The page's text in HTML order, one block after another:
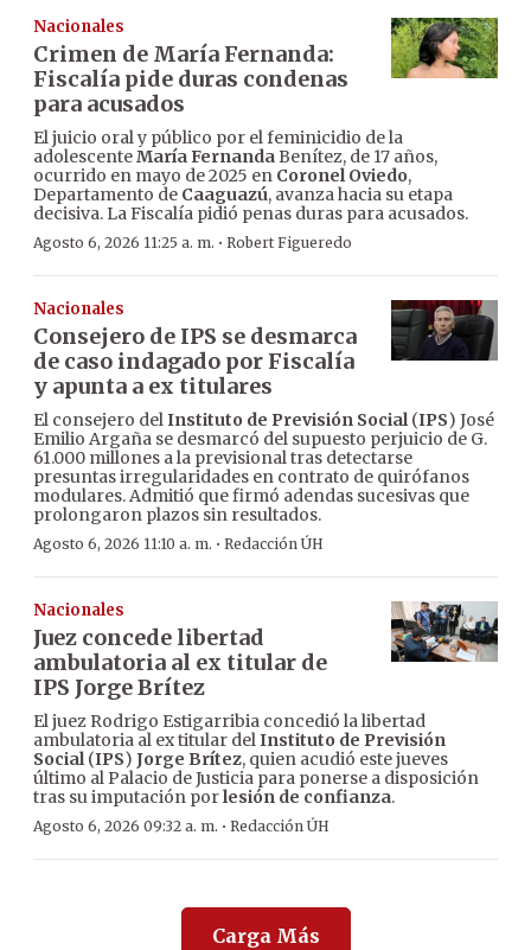
Nacionales
Crimen de María Fernanda:
Fiscalía pide duras condenas
para acusados
El juicio oral y público por el feminicidio de la
adolescenteMaría FernandaBenítez, de 17 años,
ocurrido en mayo de 2025 en Coronel Oviedo,
Departamento de Caaguazú, avanza hacia su etapa
decisiva. La Fiscalía pidió penas duras para acusados.
Agosto 6, 2026 11:25 a. m. · Robert Figueredo
Nacionales
Consejero de IPS se desmarca
de caso indagado por Fiscalía
y apunta a ex titulares
El consejero delInstituto de Previsión Social(IPS) José
Emilio Argaña se desmarcó del supuesto perjuicio de G.
61.000 millones a la previsional tras detectarse
presuntas irregularidades en contrato de quirófanos
modulares. Admitió que firmó adendas sucesivas que
prolongaron plazos sin resultados.
Agosto 6, 2026 11:10 a. m. · Redacción ÚH
Nacionales
Juez concede libertad
ambulatoria al ex titular de
IPS Jorge Brítez
El juez Rodrigo Estigarribia concedió la libertad
ambulatoria al ex titular delInstituto de Previsión
Social(IPS) Jorge Brítez, quien acudió este jueves
último al Palacio de Justicia para ponerse a disposición
tras su imputación porlesión de confianza.
Agosto 6, 2026 09:32 a. m. · Redacción ÚH
Carga Más